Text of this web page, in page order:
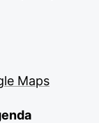
Maps